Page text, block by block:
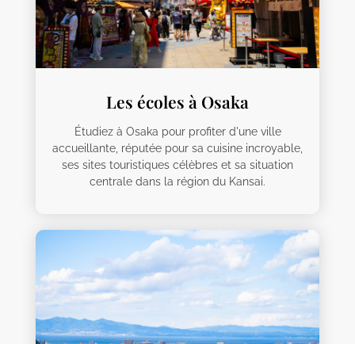
Les écoles à Osaka
Étudiez à Osaka pour profiter d'une ville
accueillante, réputée pour sa cuisine incroyable,
ses sites touristiques célèbres et sa situation
centrale dans la région du Kansai.